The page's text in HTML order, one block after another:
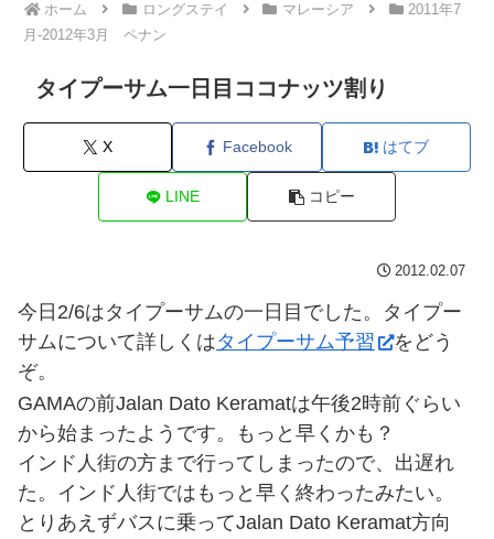
ホーム ロングステイ マレーシア
2011年7
月-2012年3月 ペナン
タイプーサム一日目ココナッツ割り
X Facebook はてブ
LINE コピー
2012.02.07
今日2/6はタイプーサムの一日目でした。タイプー
サムについて詳しくはタイプーサム予習
をどう
ぞ。
GAMAの前Jalan Dato Keramatは午後2時前ぐらい
から始まったようです。もっと早くかも？
インド人街の方まで行ってしまったので、出遅れ
た。インド人街ではもっと早く終わったみたい。
とりあえずバスに乗ってJalan Dato Keramat方向